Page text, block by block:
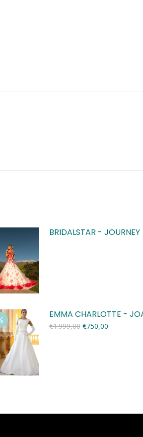
BRIDALSTAR - JOURNEY
EMMA CHARLOTTE -
€1.999,00 Oorspronkelijke
€750,00Huidige